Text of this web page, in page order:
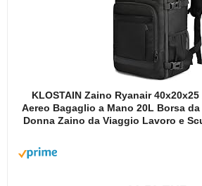
KLOSTAIN Zaino Ryanair
Aereo Bagaglio a Mano 20L Borsa
Donna Zaino da Viaggio Lavoro e